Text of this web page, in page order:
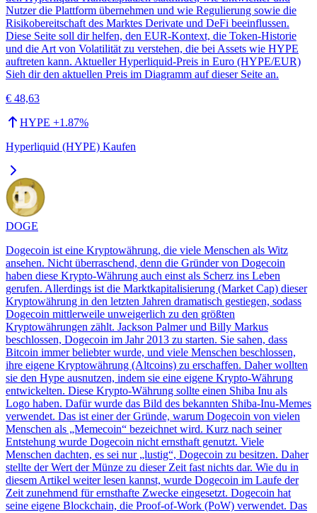
Nutzer die Plattform übernehmen und wie Regulierung sowie die
Risikobereitschaft des Marktes Derivate und DeFi beeinflussen.
Diese Seite soll dir helfen, den EUR-Kontext, die Token-Historie
und die Art von Volatilität zu verstehen, die bei Assets wie HYPE
auftreten kann. Aktueller Hyperliquid-Preis in Euro (HYPE/EUR)
Sieh dir den aktuellen Preis im Diagramm auf dieser Seite an.
€ 48,63
HYPE +1.87%
Hyperliquid (HYPE) Kaufen
DOGE
Dogecoin ist eine Kryptowährung, die viele Menschen als Witz
ansehen. Nicht überraschend, denn die Gründer von Dogecoin
haben diese Krypto-Währung auch einst als Scherz ins Leben
gerufen. Allerdings ist die Marktkapitalisierung (Market Cap) dieser
Kryptowährung in den letzten Jahren dramatisch gestiegen, sodass
Dogecoin mittlerweile unweigerlich zu den größten
Kryptowährungen zählt. Jackson Palmer und Billy Markus
beschlossen, Dogecoin im Jahr 2013 zu starten. Sie sahen, dass
Bitcoin immer beliebter wurde, und viele Menschen beschlossen,
ihre eigene Kryptowährung (Altcoins) zu erschaffen. Daher wollten
sie den Hype ausnutzen, indem sie eine eigene Krypto-Währung
entwickelten. Diese Krypto-Währung sollte einen Shiba Inu als
Logo haben. Dafür wurde das Bild des bekannten Shiba-Inu-Memes
verwendet. Das ist einer der Gründe, warum Dogecoin von vielen
Menschen als „Memecoin“ bezeichnet wird. Kurz nach seiner
Entstehung wurde Dogecoin nicht ernsthaft genutzt. Viele
Menschen dachten, es sei nur „lustig“, Dogecoin zu besitzen. Daher
stellte der Wert der Münze zu dieser Zeit fast nichts dar. Wie du in
diesem Artikel weiter lesen kannst, wurde Dogecoin im Laufe der
Zeit zunehmend für ernsthafte Zwecke eingesetzt. Dogecoin hat
seine eigene Blockchain, die Proof-of-Work (PoW) verwendet. Das